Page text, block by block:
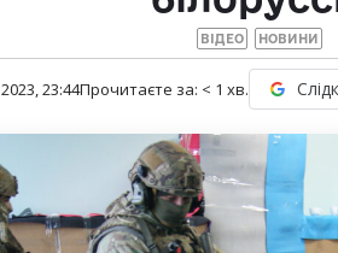
ВІДЕО НОВИНИ
23:44Прочитаєте за: < 1 хв.